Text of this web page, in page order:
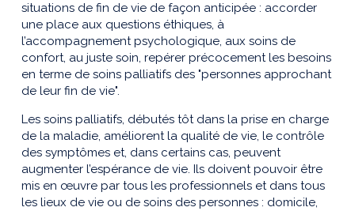
situations de fin de vie de façon anticipée : accorder
une place aux questions éthiques, à
l’accompagnement psychologique, aux soins de
confort, au juste soin, repérer précocement les besoins
en terme de soins palliatifs des "personnes approchant
de leur fin de vie".
Les soins palliatifs, débutés tôt dans la prise en charge
de la maladie, améliorent la qualité de vie, le contrôle
des symptômes et, dans certains cas, peuvent
augmenter l’espérance de vie. Ils doivent pouvoir être
mis en œuvre par tous les professionnels et dans tous
les lieux de vie ou de soins des personnes : domicile,